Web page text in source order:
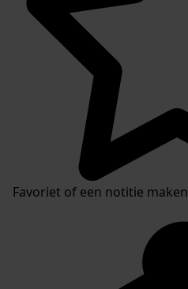
Favoriet of een notitie maken